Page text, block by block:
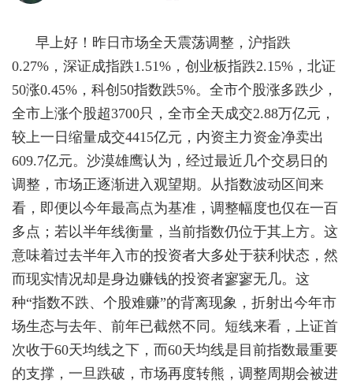
早上好！昨日市场全天震荡调整，沪指跌
0.27%，深证成指跌1.51%，创业板指跌2.15%，北证
50涨0.45%，科创50指数跌5%。全市个股涨多跌少，
全市上涨个股超3700只，全市全天成交2.88万亿元，
较上一日缩量成交4415亿元，内资主力资金净卖出
609.7亿元。沙漠雄鹰认为，经过最近几个交易日的
调整，市场正逐渐进入观望期。从指数波动区间来
看，即便以今年最高点为基准，调整幅度也仅在一百
多点；若以半年线衡量，当前指数仍位于其上方。这
意味着过去半年入市的投资者大多处于获利状态，然
而现实情况却是身边赚钱的投资者寥寥无几。这
种“指数不跌、个股难赚”的背离现象，折射出今年市
场生态与去年、前年已截然不同。短线来看，上证首
次收于60天均线之下，而60天均线是目前指数最重要
的支撑，一旦跌破，市场再度转熊，调整周期会被进